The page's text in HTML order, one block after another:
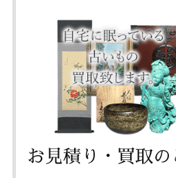
お見積り・買取